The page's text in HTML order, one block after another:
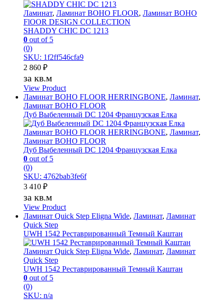
Ламинат, Ламинат BOHO FLOOR, Ламинат BOHO
FlOOR DESIGN COLLECTION
SHADDY CHIC DC 1213
0 out of 5
(0)
SKU: 1f2ff546cfa9
2 860 ₽
за кв.м
View Product
Ламинат BOHO FLOOR HERRINGBONE, Ламинат,
Ламинат BOHO FLOOR
Дуб Выбеленный DC 1204 Французская Елка
Ламинат BOHO FLOOR HERRINGBONE, Ламинат,
Ламинат BOHO FLOOR
Дуб Выбеленный DC 1204 Французская Елка
0 out of 5
(0)
SKU: 4762bab3fe6f
3 410 ₽
за кв.м
View Product
Ламинат Quick Step Eligna Wide, Ламинат, Ламинат
Quick Step
UWH 1542 Реставрированный Темный Каштан
Ламинат Quick Step Eligna Wide, Ламинат, Ламинат
Quick Step
UWH 1542 Реставрированный Темный Каштан
0 out of 5
(0)
SKU: n/a